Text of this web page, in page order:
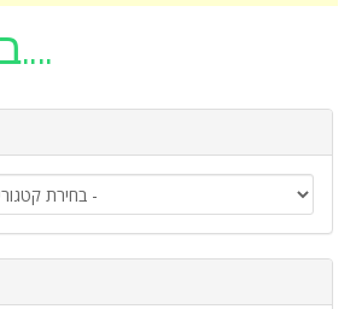
בחרו דומיין....